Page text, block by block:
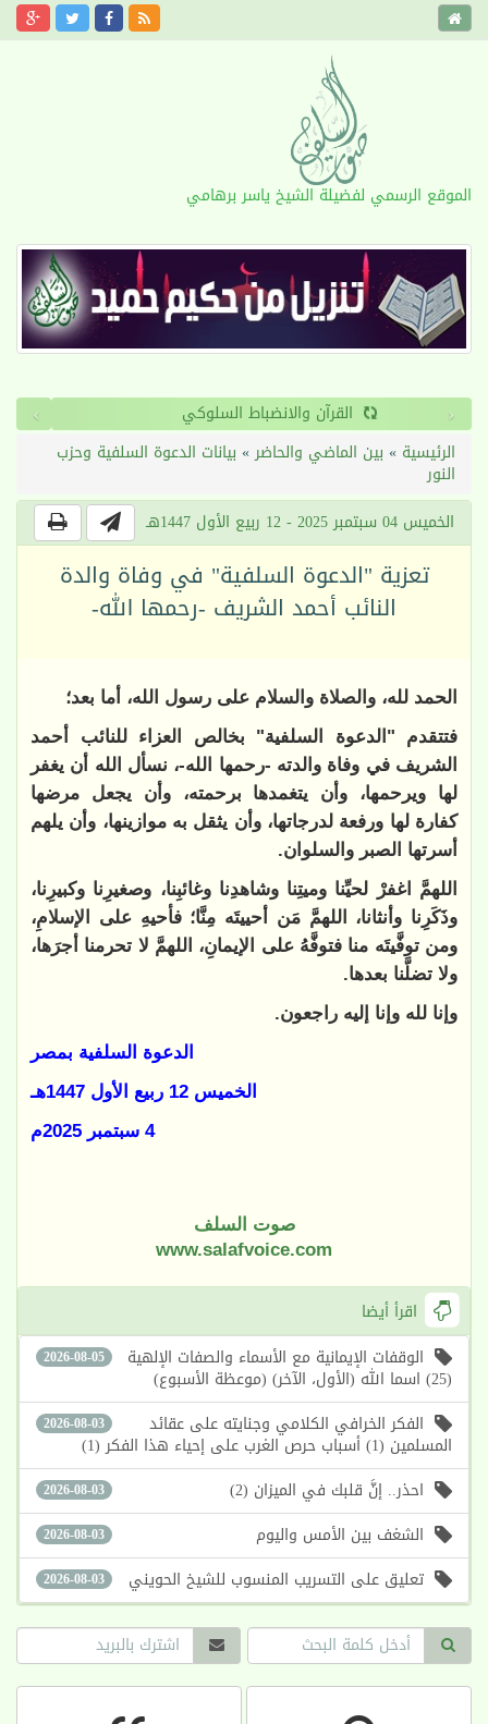
الموقع الرسمي لفضيلة الشيخ ياسر برهامي
القرآن والانضباط السلوكي ‹
›
الرئيسية » بين الماضي والحاضر» بيانات الدعوة السلفية وحزب
النور
الخميس 04 سبتمبر 2025 - 12 ربيع الأول 1447هـ
تعزية "الدعوة السلفية" في وفاة والدة
النائب أحمد الشريف -رحمها الله-
الحمد لله، والصلاة والسلام على رسول الله، أما بعد؛
فتتقدم "الدعوة السلفية" بخالص العزاء للنائب أحمد
الشريف في وفاة والدته -رحمها الله-، نسأل الله أن يغفر
لها ويرحمها، وأن يتغمدها برحمته، وأن يجعل مرضها
كفارة لها ورفعة لدرجاتها، وأن يثقل به موازينها، وأن يلهم
أسرتها الصبر والسلوان.
اللهمَّ اغفرْ لحيِّنا وميتِنا وشاهدِنا وغائبِنا، وصغيرِنا وكبيرِنا،
وذَكَرِنا وأنثانا، اللهمَّ مَن أحييتَه مِنَّا؛ فأحيهِ على الإسلامِ،
ومن توفَّيتَه منا فتوفَّهُ على الإيمانِ، اللهمَّ لا تحرمنا أجرَها،
ولا تضلَّنا بعدها.
وإنا لله وإنا إليه راجعون.
الدعوة السلفية بمصر
الخميس 12 ربيع الأول 1447هـ
4 سبتمبر 2025م
صوت السلف
www.salafvoice.com
اقرأ أيضا
2026-08-05 الوقفات الإيمانية مع الأسماء والصفات الإلهية
(25) اسما الله (الأول، الآخر) (موعظة الأسبوع)
2026-08-03 الفكر الخرافي الكلامي وجنايته على عقائد
المسلمين (1) أسباب حرص الغرب على إحياء هذا الفكر (1)
2026-08-03 احذر.. إنَّ قلبك في الميزان (2)
2026-08-03 الشغف بين الأمس واليوم
2026-08-03 تعليق على التسريب المنسوب للشيخ الحويني